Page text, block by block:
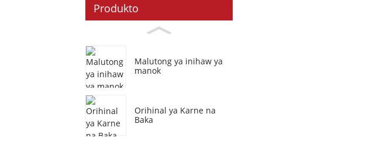
Produkto
Malutong ya inihaw ya
manok
Orihinal ya Karne na
Baka